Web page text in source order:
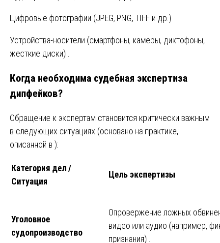
Цифровые фотографии (JPEG, PNG, TIFF и др.)
Устройства-носители (смартфоны, камеры, диктофоны,
жесткие диски) .
Когда необходима судебная экспертиза
дипфейков?
Обращение к экспертам становится критически важным
в следующих ситуациях (основано на практике,
описанной в ):
Категория дел /
Ситуация
Цель экспертизы
Уголовное
судопроизводство
Опровержение ложных
видео или аудио (например,
признания) .